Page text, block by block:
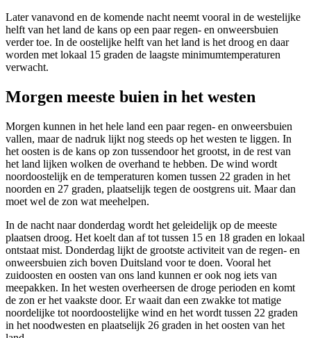
Later vanavond en de komende nacht neemt vooral in de westelijke
helft van het land de kans op een paar regen- en onweersbuien
verder toe. In de oostelijke helft van het land is het droog en daar
worden met lokaal 15 graden de laagste minimumtemperaturen
verwacht.
Morgen meeste buien in het westen
Morgen kunnen in het hele land een paar regen- en onweersbuien
vallen, maar de nadruk lijkt nog steeds op het westen te liggen. In
het oosten is de kans op zon tussendoor het grootst, in de rest van
het land lijken wolken de overhand te hebben. De wind wordt
noordoostelijk en de temperaturen komen tussen 22 graden in het
noorden en 27 graden, plaatselijk tegen de oostgrens uit. Maar dan
moet wel de zon wat meehelpen.
In de nacht naar donderdag wordt het geleidelijk op de meeste
plaatsen droog. Het koelt dan af tot tussen 15 en 18 graden en lokaal
ontstaat mist. Donderdag lijkt de grootste activiteit van de regen- en
onweersbuien zich boven Duitsland voor te doen. Vooral het
zuidoosten en oosten van ons land kunnen er ook nog iets van
meepakken. In het westen overheersen de droge perioden en komt
de zon er het vaakste door. Er waait dan een zwakke tot matige
noordelijke tot noordoostelijke wind en het wordt tussen 22 graden
in het noodwesten en plaatselijk 26 graden in het oosten van het